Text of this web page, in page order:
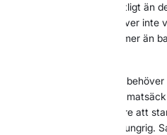
mer genomtänkt och festligt än
vardagsmaten. Det behöver
långt att det känns som mer än
Maten i backen däremot
göra stor skillnad. En bra
energi och göra det lättare att
någon blir för trött eller hungrig.